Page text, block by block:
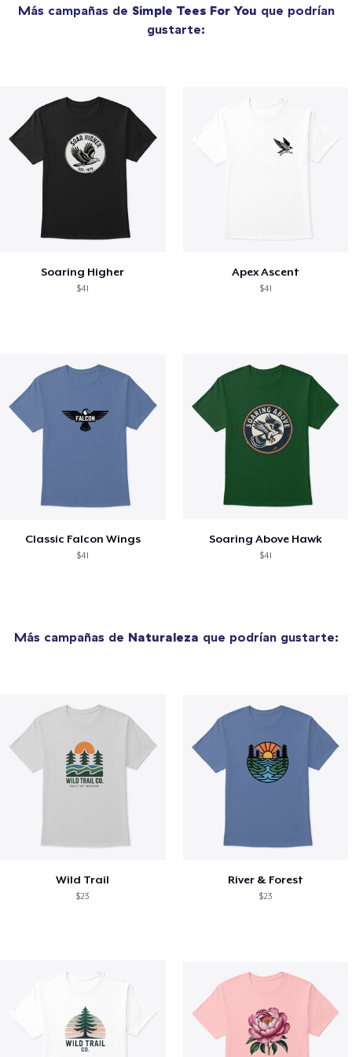
Más campañas de Simple Tees For You que podrían
gustarte:
Soaring Higher
$41
Apex Ascent
$41
Classic Falcon Wings
$41
Soaring Above Hawk
$41
Más campañas de Naturaleza que podrían gustarte:
Wild Trail
$23
River & Forest
$23